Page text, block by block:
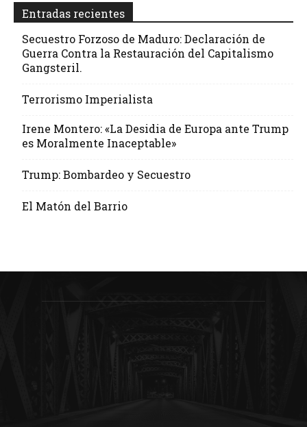
Entradas recientes
Secuestro Forzoso de Maduro: Declaración de
Guerra Contra la Restauración del Capitalismo
Gangsteril.
Terrorismo Imperialista
Irene Montero: «La Desidia de Europa ante Trump
es Moralmente Inaceptable»
Trump: Bombardeo y Secuestro
El Matón del Barrio